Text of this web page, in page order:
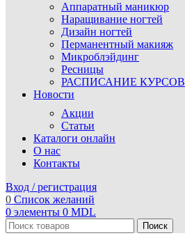
Аппаратный маникюр
Наращивание ногтей
Дизайн ногтей
Перманентный макияж
Микроблэйдинг
Ресницы
РАСПИСАНИЕ КУРСОВ
Новости
Акции
Статьи
Каталоги онлайн
О нас
Контакты
Вход / регистрация
0 Список желаний
0 элементы 0 MDL
Поиск